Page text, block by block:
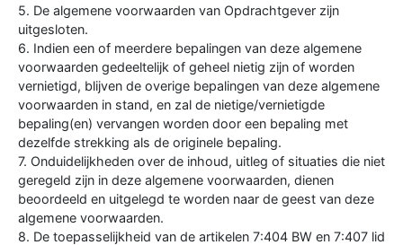
5. De algemene voorwaarden van Opdrachtgever zijn
uitgesloten.
6. Indien een of meerdere bepalingen van deze algemene
voorwaarden gedeeltelijk of geheel nietig zijn of worden
vernietigd, blijven de overige bepalingen van deze algemene
voorwaarden in stand, en zal de nietige/vernietigde
bepaling(en) vervangen worden door een bepaling met
dezelfde strekking als de originele bepaling.
7. Onduidelijkheden over de inhoud, uitleg of situaties die niet
geregeld zijn in deze algemene voorwaarden, dienen
beoordeeld en uitgelegd te worden naar de geest van deze
algemene voorwaarden.
8. De toepasselijkheid van de artikelen 7:404 BW en 7:407 lid